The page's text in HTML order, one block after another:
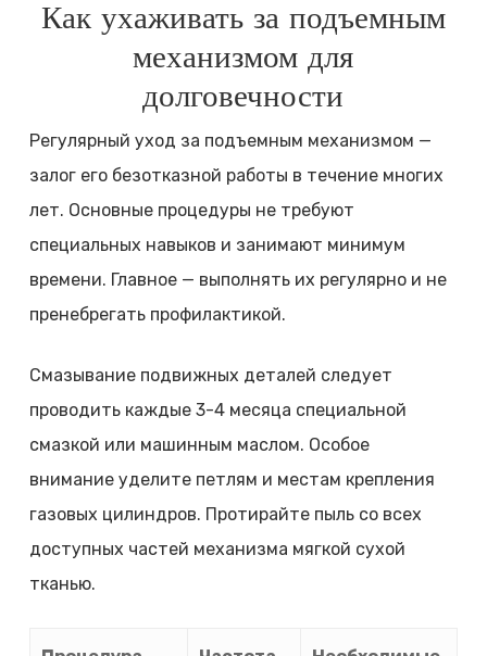
Как ухаживать за подъемным
механизмом для
долговечности
Регулярный уход за подъемным механизмом —
залог его безотказной работы в течение многих
лет. Основные процедуры не требуют
специальных навыков и занимают минимум
времени. Главное — выполнять их регулярно и не
пренебрегать профилактикой.
Смазывание подвижных деталей следует
проводить каждые 3-4 месяца специальной
смазкой или машинным маслом. Особое
внимание уделите петлям и местам крепления
газовых цилиндров. Протирайте пыль со всех
доступных частей механизма мягкой сухой
тканью.